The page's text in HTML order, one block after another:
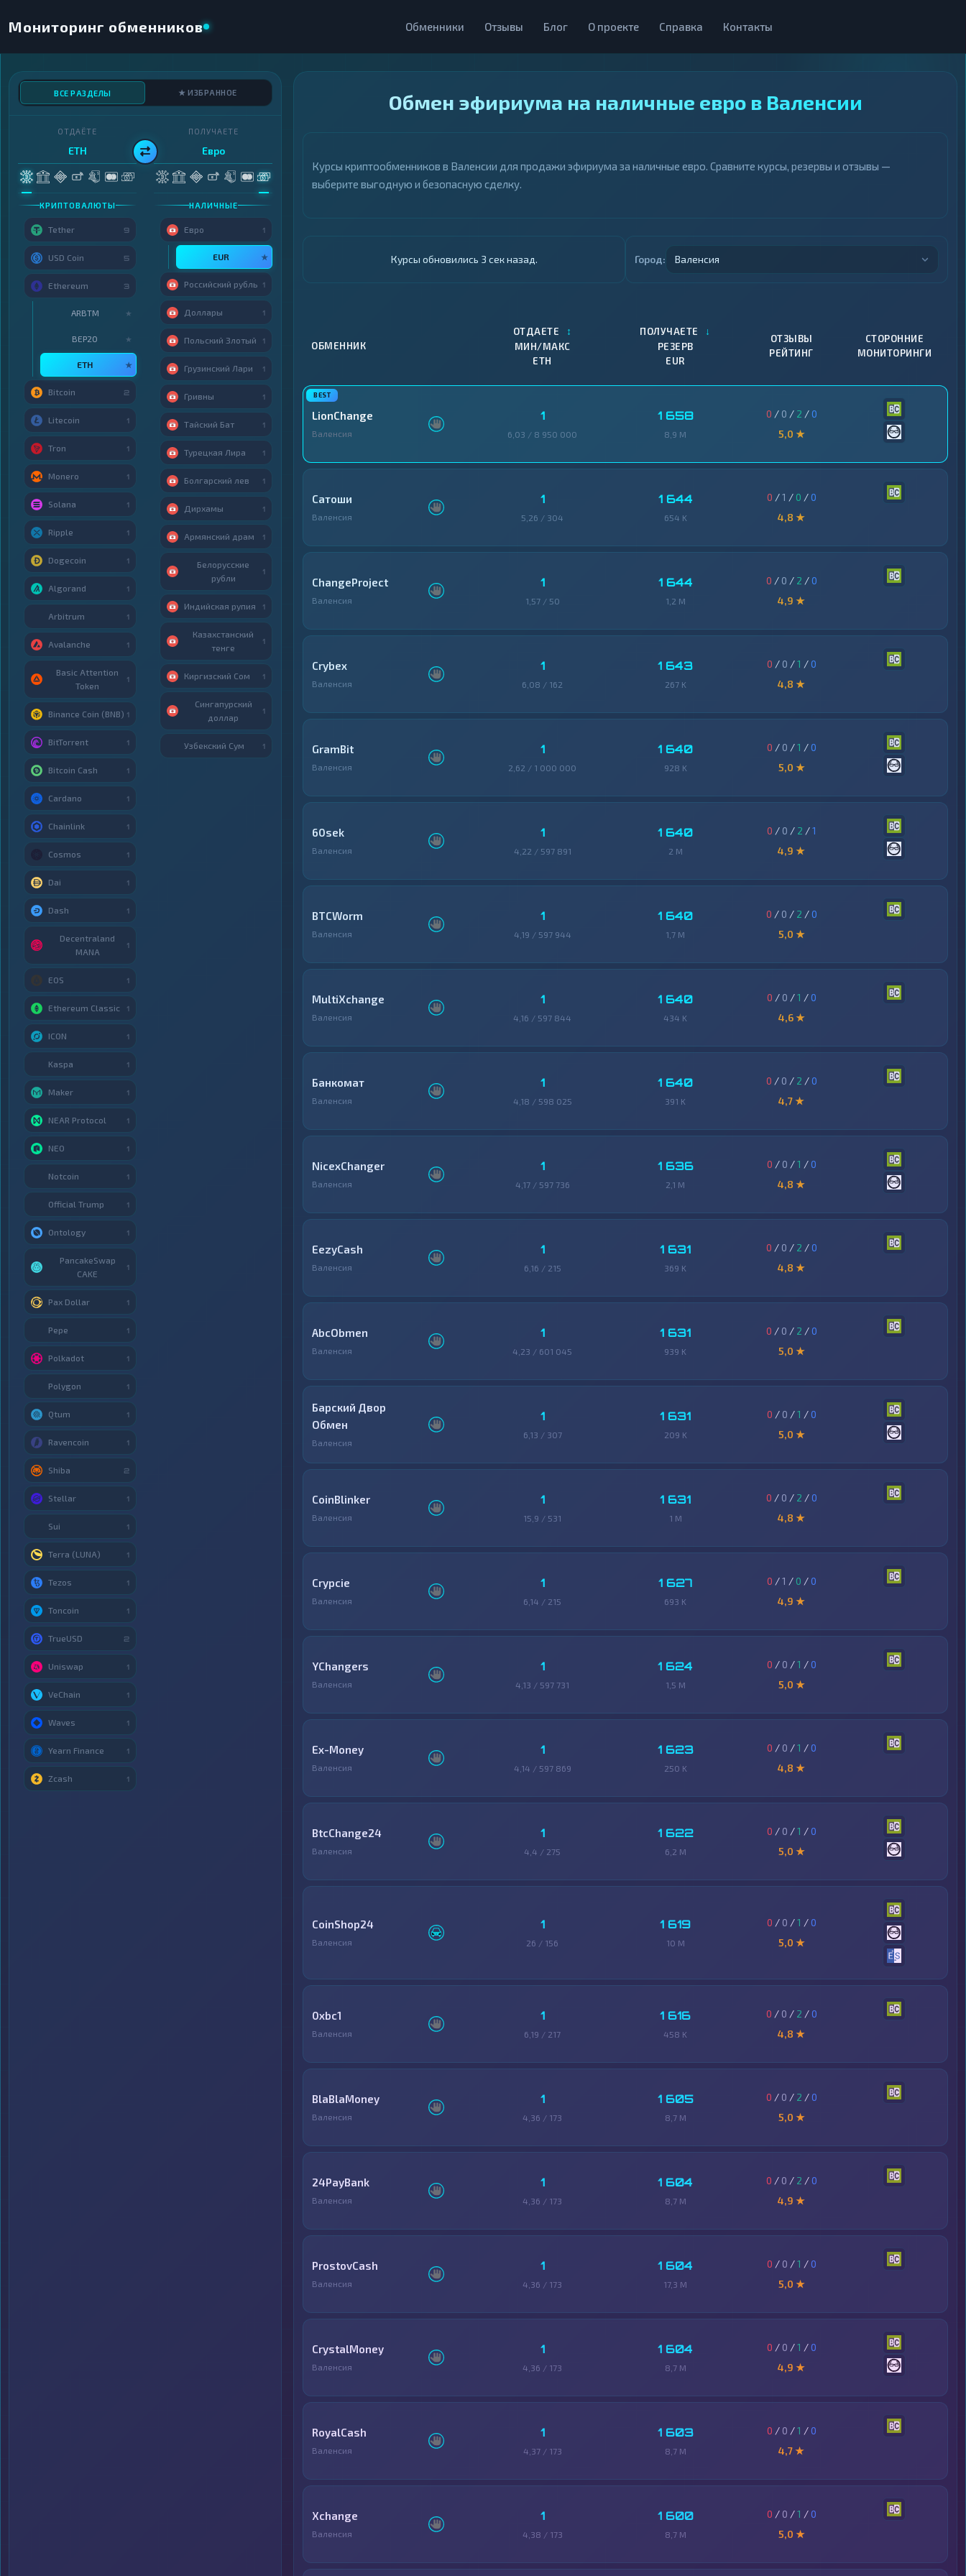
Мониторинг обменников Обменники Отзывы Блог О проекте Справка Контакты
Обмен эфириума на наличные евро в Валенсии
Курсы криптообменников в Валенсии для продажи эфириума за наличные евро. Сравните курсы, резервы и отзывы —
выберите выгодную и безопасную сделку.
Курсы обновились 4 сек назад. Город: Валенсия
ОБМЕННИК
ОТДАЕТЕ ↕
МИН/МАКС
ETH
ПОЛУЧАЕТЕ ↓
РЕЗЕРВ
EUR
ОТЗЫВЫ
РЕЙТИНГ
СТОРОННИЕ
МОНИТОРИНГИ
LionChange
Валенсия
1
6,03 / 8 950 000
1 658
8,9 M
0 / 0 / 2 /0
5,0 ★
Сатоши
Валенсия
1
5,26 / 304
1 644
654 K
0 /1 / 0 /0
4,8 ★
ChangeProject
Валенсия
1
1,57 / 50
1 644
1,2 M
0 / 0 / 2 /0
4,9 ★
Crybex
Валенсия
1
6,08 / 162
1 643
267 K
0 / 0 /1 /0
4,8 ★
GramBit
Валенсия
1
2,62 / 1 000 000
1 640
928 K
0 / 0 /1 /0
5,0 ★
60sek
Валенсия
1
4,22 / 597 891
1 640
2 M
0 / 0 / 2 /1
4,9 ★
BTCWorm
Валенсия
1
4,19 / 597 944
1 640
1,7 M
0 / 0 / 2 /0
5,0 ★
MultiXchange
Валенсия
1
4,16 / 597 844
1 640
434 K
0 / 0 /1 /0
4,6 ★
Банкомат
Валенсия
1
4,18 / 598 025
1 640
391 K
0 / 0 / 2 /0
4,7 ★
NicexChanger
Валенсия
1
4,17 / 597 736
1 636
2,1 M
0 / 0 /1 /0
4,8 ★
EezyCash
Валенсия
1
6,16 / 215
1 631
369 K
0 / 0 / 2 /0
4,8 ★
AbcObmen
Валенсия
1
4,23 / 601 045
1 631
939 K
0 / 0 / 2 /0
5,0 ★
Барский Двор
Обмен
Валенсия
1
6,13 / 307
1 631
209 K
0 / 0 /1 /0
5,0 ★
CoinBlinker
Валенсия
1
15,9 / 531
1 631
1 M
0 / 0 / 2 /0
4,8 ★
Crypcie
Валенсия
1
6,14 / 215
1 627
693 K
0 /1 / 0 /0
4,9 ★
YChangers
Валенсия
1
4,13 / 597 731
1 624
1,5 M
0 / 0 /1 /0
5,0 ★
Ex-Money
Валенсия
1
4,14 / 597 869
1 623
250 K
0 / 0 /1 /0
4,8 ★
BtcChange24
Валенсия
1
4,4 / 275
1 622
6,2 M
0 / 0 /1 /0
5,0 ★
CoinShop24
Валенсия
1
26 / 156
1 619
10 M
0 / 0 /1 /0
5,0 ★
0xbc1
Валенсия
1
6,19 / 217
1 616
458 K
0 / 0 / 2 /0
4,8 ★
BlaBlaMoney
Валенсия
1
4,36 / 173
1 605
8,7 M
0 / 0 / 2 /0
5,0 ★
24PayBank
Валенсия
1
4,36 / 173
1 604
8,7 M
0 / 0 / 2 /0
4,9 ★
ProstovCash
Валенсия
1
4,36 / 173
1 604
17,3 M
0 / 0 /1 /0
5,0 ★
CrystalMoney
Валенсия
1
4,36 / 173
1 604
8,7 M
0 / 0 /1 /0
4,9 ★
RoyalCash
Валенсия
1
4,37 / 173
1 603
8,7 M
0 / 0 /1 /0
4,7 ★
Xchange
Валенсия
1
4,38 / 173
1 600
8,7 M
0 / 0 /1 /0
5,0 ★
ВСЕ РАЗДЕЛЫ ★ ИЗБРАННОЕ
ОТДАЁТЕ
ETH
КРИПТОВАЛЮТЫ
Tether 9
USD Coin 5
Ethereum 3
ARBTM ★
BEP20 ★
ETH ★
Bitcoin 2
Litecoin 1
Tron 1
Monero 1
Solana 1
Ripple 1
Dogecoin 1
Algorand 1
Arbitrum 1
Avalanche 1
Basic Attention
Token
1
Binance Coin (BNB) 1
BitTorrent 1
Bitcoin Cash 1
Cardano 1
Chainlink 1
Cosmos 1
Dai 1
Dash 1
Decentraland
MANA
1
EOS 1
Ethereum Classic 1
ICON 1
Kaspa 1
Maker 1
NEAR Protocol 1
NEO 1
Notcoin 1
Official Trump 1
Ontology 1
PancakeSwap
CAKE
1
Pax Dollar 1
Pepe 1
Polkadot 1
Polygon 1
Qtum 1
Ravencoin 1
Shiba 2
Stellar 1
Sui 1
Terra (LUNA) 1
Tezos 1
Toncoin 1
TrueUSD 2
Uniswap 1
VeChain 1
Waves 1
Yearn Finance 1
Zcash 1
ПОЛУЧАЕТЕ
Евро
НАЛИЧНЫЕ
Евро 1
EUR ★
Российский рубль 1
Доллары 1
Польский Злотый 1
Грузинский Лари 1
Гривны 1
Тайский Бат 1
Турецкая Лира 1
Болгарский лев 1
Дирхамы 1
Армянский драм 1
Белорусские
рубли
1
Индийская рупия 1
Казахстанский
тенге
1
Киргизский Сом 1
Сингапурский
доллар
1
Узбекский Сум 1